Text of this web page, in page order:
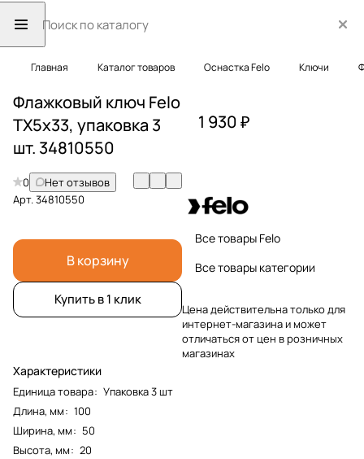
Главная Каталог товаров Оснастка Felo Ключи
Флажковый ключ Felo
TX5x33, упаковка 3
шт. 34810550
0
Нет отзывов
Арт.34810550
В корзину
Купить в 1 клик
Характеристики
Единица товара: Упаковка 3 шт
Длина, мм: 100
Ширина, мм: 50
Высота, мм: 20
1 930 ₽
Все товары Felo
Все товары категории
Цена действительна только для
интернет-магазина и может
отличаться от цен в розничных
магазинах